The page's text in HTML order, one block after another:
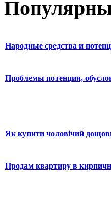
Народные средства и
Проблемы потенции,
Як купити чоловічий
Продам квартиру в